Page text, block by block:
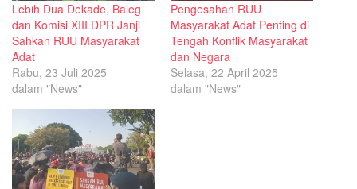
Lebih Dua Dekade, Baleg
dan Komisi XIII DPR Janji
Sahkan RUU Masyarakat
Adat
Rabu, 23 Juli 2025
dalam "News"
Pengesahan RUU
Masyarakat Adat Penting di
Tengah Konflik Masyarakat
dan Negara
Selasa, 22 April 2025
dalam "News"